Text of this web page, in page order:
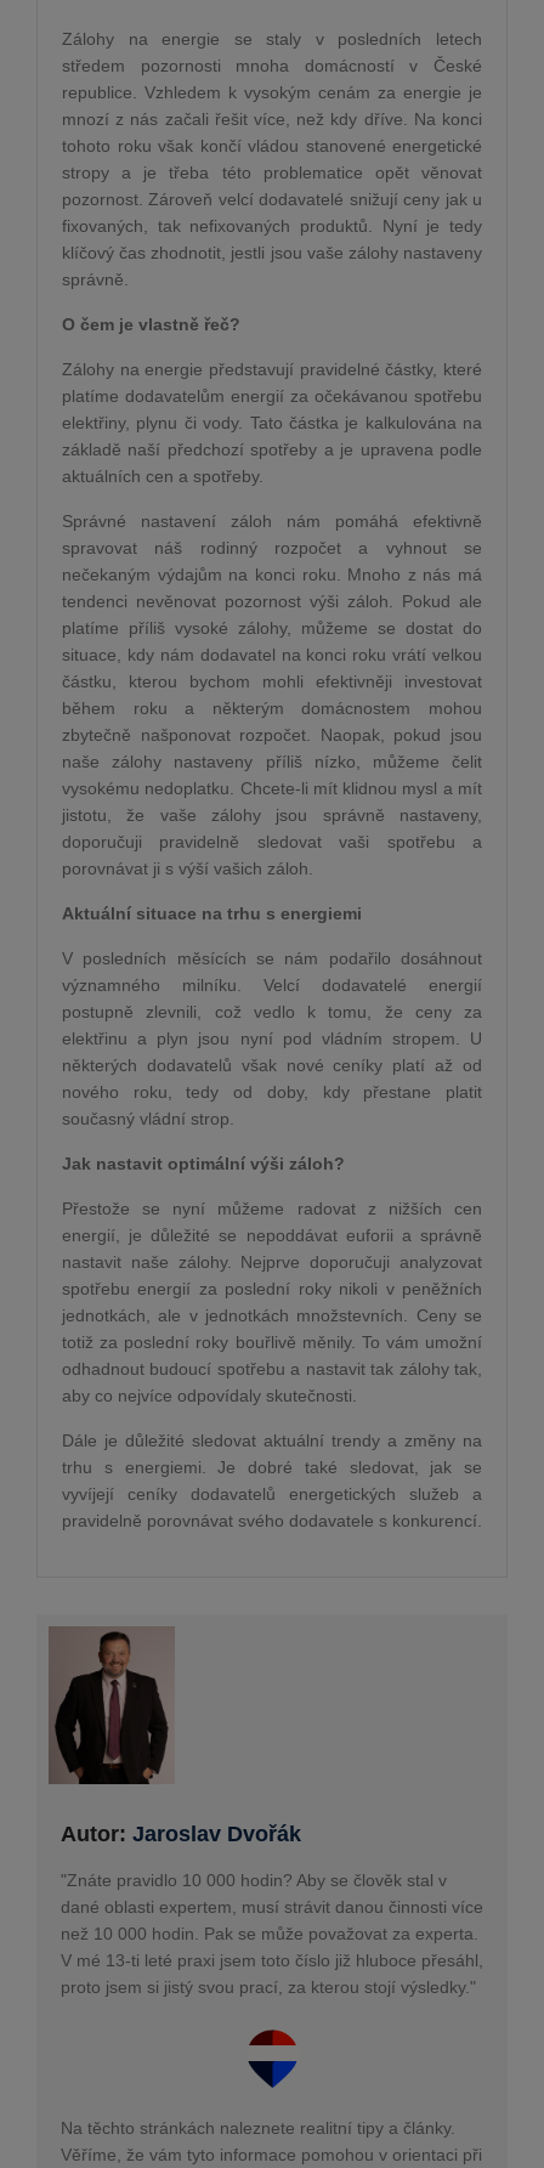
Zálohy na energie se staly v posledních letech
středem pozornosti mnoha domácností v České
republice. Vzhledem k vysokým cenám za energie je
mnozí z nás začali řešit více, než kdy dříve. Na konci
tohoto roku však končí vládou stanovené energetické
stropy a je třeba této problematice opět věnovat
pozornost. Zároveň velcí dodavatelé snižují ceny jak u
fixovaných, tak nefixovaných produktů. Nyní je tedy
klíčový čas zhodnotit, jestli jsou vaše zálohy nastaveny
správně.
O čem je vlastně řeč?
Zálohy na energie představují pravidelné částky, které
platíme dodavatelům energií za očekávanou spotřebu
elektřiny, plynu či vody. Tato částka je kalkulována na
základě naší předchozí spotřeby a je upravena podle
aktuálních cen a spotřeby.
Správné nastavení záloh nám pomáhá efektivně
spravovat náš rodinný rozpočet a vyhnout se
nečekaným výdajům na konci roku. Mnoho z nás má
tendenci nevěnovat pozornost výši záloh. Pokud ale
platíme příliš vysoké zálohy, můžeme se dostat do
situace, kdy nám dodavatel na konci roku vrátí velkou
částku, kterou bychom mohli efektivněji investovat
během roku a některým domácnostem mohou
zbytečně našponovat rozpočet. Naopak, pokud jsou
naše zálohy nastaveny příliš nízko, můžeme čelit
vysokému nedoplatku. Chcete-li mít klidnou mysl a mít
jistotu, že vaše zálohy jsou správně nastaveny,
doporučuji pravidelně sledovat vaši spotřebu a
porovnávat ji s výší vašich záloh.
Aktuální situace na trhu s energiemi
V posledních měsících se nám podařilo dosáhnout
významného milníku. Velcí dodavatelé energií
postupně zlevnili, což vedlo k tomu, že ceny za
elektřinu a plyn jsou nyní pod vládním stropem. U
některých dodavatelů však nové ceníky platí až od
nového roku, tedy od doby, kdy přestane platit
současný vládní strop.
Jak nastavit optimální výši záloh?
Přestože se nyní můžeme radovat z nižších cen
energií, je důležité se nepoddávat euforii a správně
nastavit naše zálohy. Nejprve doporučuji analyzovat
spotřebu energií za poslední roky nikoli v peněžních
jednotkách, ale v jednotkách množstevních. Ceny se
totiž za poslední roky bouřlivě měnily. To vám umožní
odhadnout budoucí spotřebu a nastavit tak zálohy tak,
aby co nejvíce odpovídaly skutečnosti.
Dále je důležité sledovat aktuální trendy a změny na
trhu s energiemi. Je dobré také sledovat, jak se
vyvíjejí ceníky dodavatelů energetických služeb a
pravidelně porovnávat svého dodavatele s konkurencí.
Autor: Jaroslav Dvořák
"Znáte pravidlo 10 000 hodin? Aby se člověk stal v
dané oblasti expertem, musí strávit danou činnosti více
než 10 000 hodin. Pak se může považovat za experta.
V mé 13-ti leté praxi jsem toto číslo již hluboce přesáhl,
proto jsem si jistý svou prací, za kterou stojí výsledky."
Na těchto stránkách naleznete realitní tipy a články.
Věříme, že vám tyto informace pomohou v orientaci při